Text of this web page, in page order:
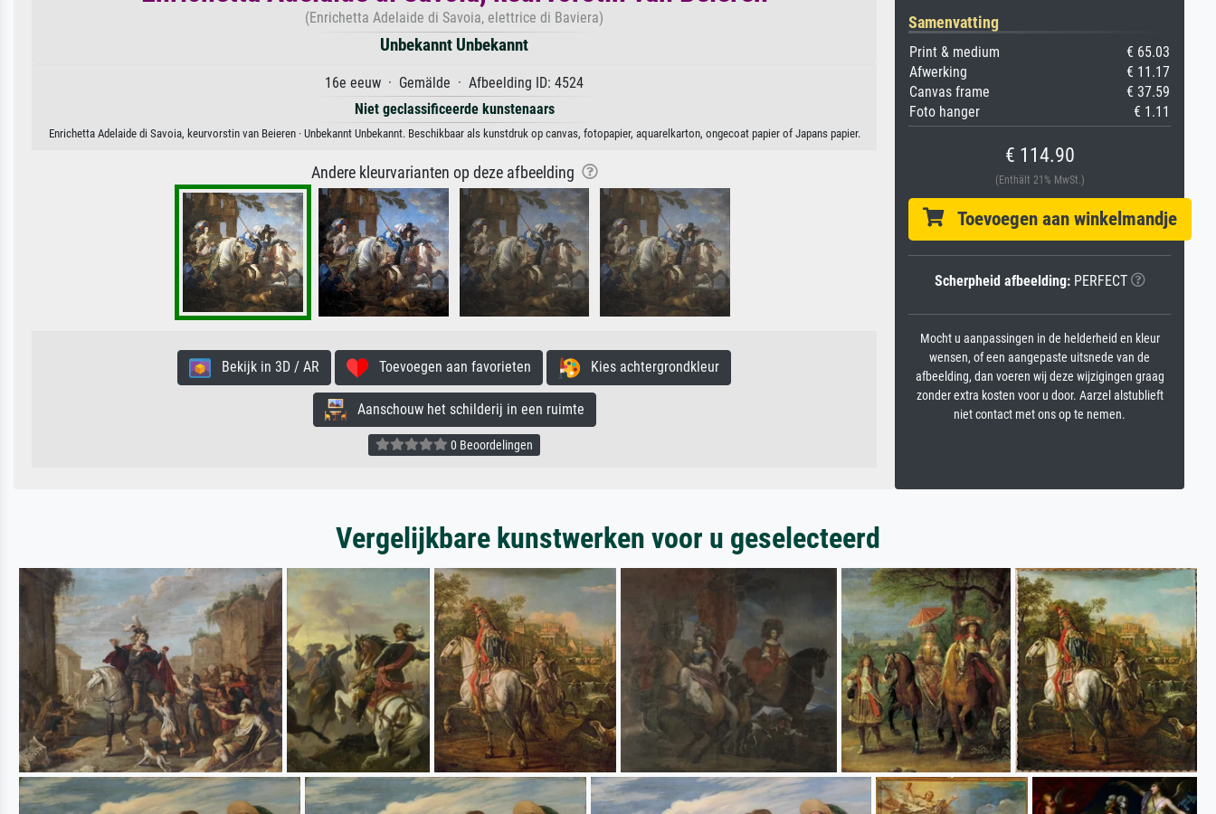
(Enrichetta Adelaide di Savoia, elettrice di Baviera)
Unbekannt Unbekannt
16e eeuw · Gemälde · Afbeelding ID: 4524
Niet geclassificeerde kunstenaars
Enrichetta Adelaide di Savoia, keurvorstin van Beieren · Unbekannt Unbekannt. Beschikbaar als kunstdruk op canvas, fotopapier, aquarelkarton, ongecoat papier of Japans papier.
Andere kleurvarianten op deze afbeelding
Bekijk in 3D / AR Toevoegen aan favorieten Kies achtergrondkleur
Aanschouw het schilderij in een ruimte
0 Beoordelingen
Samenvatting
Print & medium
€ 65.03
Afwerking
€ 11.17
Canvas frame
€ 37.59
Foto hanger
€ 1.11
€ 114.90
(Enthält 21% MwSt.)
Toevoegen aan winkelmandje
Scherpheid afbeelding:PERFECT
Mocht u aanpassingen in de helderheid en kleur
wensen, of een aangepaste uitsnede van de
afbeelding, dan voeren wij deze wijzigingen graag
zonder extra kosten voor u door. Aarzel alstublieft
niet contact met ons op te nemen.
Vergelijkbare kunstwerken voor u geselecteerd